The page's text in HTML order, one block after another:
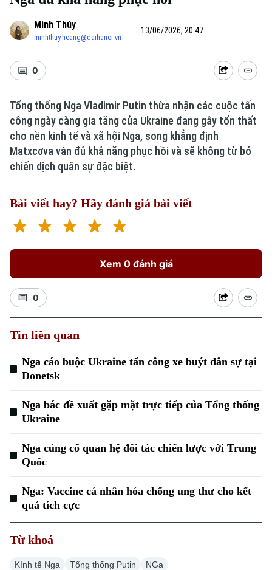
Xu hướng
Minh Thúy
minhthuy.hoang@daihanoi.vn
13/06/2026, 20:47
0
Tổng thống Nga Vladimir Putin thừa nhận các cuộc tấn
công ngày càng gia tăng của Ukraine đang gây tổn thất
cho nền kinh tế và xã hội Nga, song khẳng định
Matxcơva vẫn đủ khả năng phục hồi và sẽ không từ bỏ
chiến dịch quân sự đặc biệt.
Bài viết hay? Hãy đánh giá bài viết
Xem 0 đánh giá
0
Tin liên quan
Nga cáo buộc Ukraine tấn công xe buýt dân sự tại
Donetsk
Nga bác đề xuất gặp mặt trực tiếp của Tổng thống
Ukraine
Nga củng cố quan hệ đối tác chiến lược với Trung
Quốc
Nga: Vaccine cá nhân hóa chống ung thư cho kết
quả tích cực
Từ khoá
KInh tế Nga Tổng thống Putin NGa